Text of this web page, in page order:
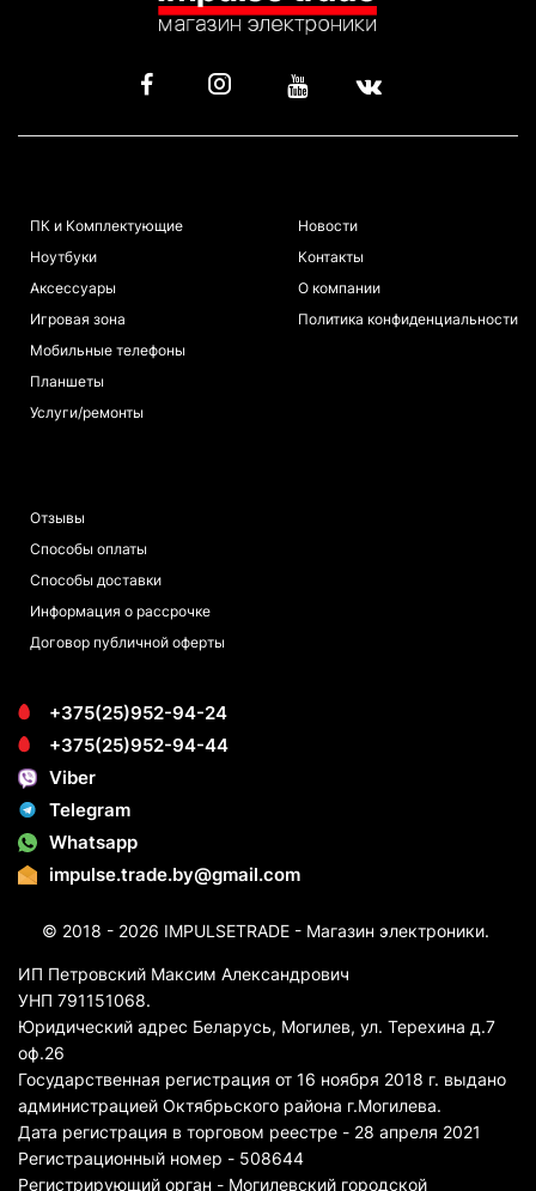
ПК и Комплектующие
Ноутбуки
Аксессуары
Игровая зона
Мобильные телефоны
Планшеты
Услуги/ремонты
Новости
Контакты
О компании
Политика конфиденциальности
Отзывы
Способы оплаты
Способы доставки
Информация о рассрочке
Договор публичной оферты
+375(25)952-94-24
+375(25)952-94-44
Viber
Telegram
Whatsapp
impulse.trade.by@gmail.com
© 2018 - 2026 IMPULSETRADE - Магазин электроники.
ИП Петровский Максим Александрович
УНП 791151068.
Юридический адрес Беларусь, Могилев, ул. Терехина д.7
оф.26
Государственная регистрация от 16 ноября 2018 г. выдано
администрацией Октябрьского района г.Могилева.
Дата регистрация в торговом реестре - 28 апреля 2021
Регистрационный номер - 508644
Регистрирующий орган - Могилевский городской